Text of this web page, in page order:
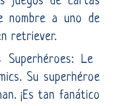
nombre a uno de
retriever.
Le
Su superhéroe
¡Es tan fanático